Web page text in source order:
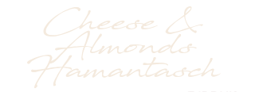
Cheese &
Almonds
Hamantasch